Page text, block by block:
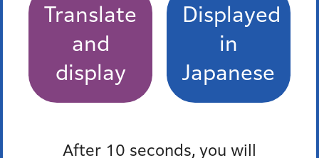
Translate
and
display
Displayed
in
Japanese
After 10 seconds, you will
電話：03-5500-2577
「港区のいまを知る 広報